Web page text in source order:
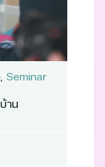
, Seminar
าน